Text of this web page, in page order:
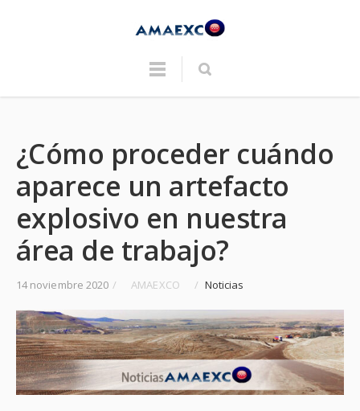
¿Cómo proceder cuándo
aparece un artefacto
explosivo en nuestra
área de trabajo?
14 noviembre 2020 / AMAEXCO / Noticias